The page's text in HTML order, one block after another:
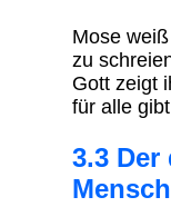
Mose
zu
Gott zeigt
für alle
3.3